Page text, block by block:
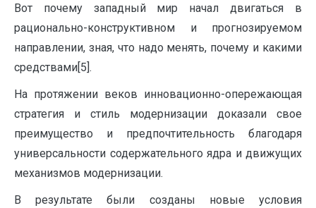
Вот почему западный мир начал двигаться в
рационально-конструктивном и прогнозируемом
направлении, зная, что надо менять, почему и какими
средствами[5].
На протяжении веков инновационно-опережающая
стратегия и стиль модернизации доказали свое
преимущество и предпочтительность благодаря
универсальности содержательного ядра и движущих
механизмов модернизации.
В результате были созданы новые условия